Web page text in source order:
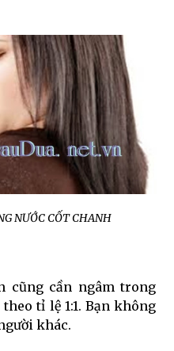
NƯỚC CỐT CHANH
cũng cần ngâm trong
tỉ lệ 1:1. Bạn không
khác.